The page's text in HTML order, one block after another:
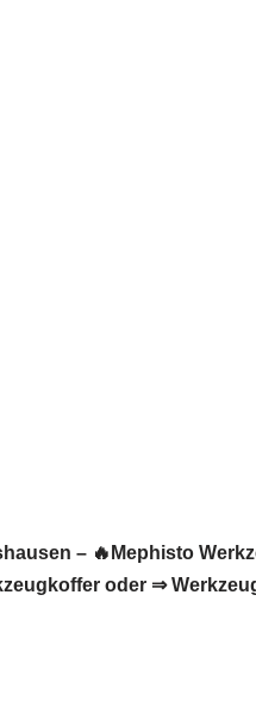
– 🔥Mephisto
oder ⇒